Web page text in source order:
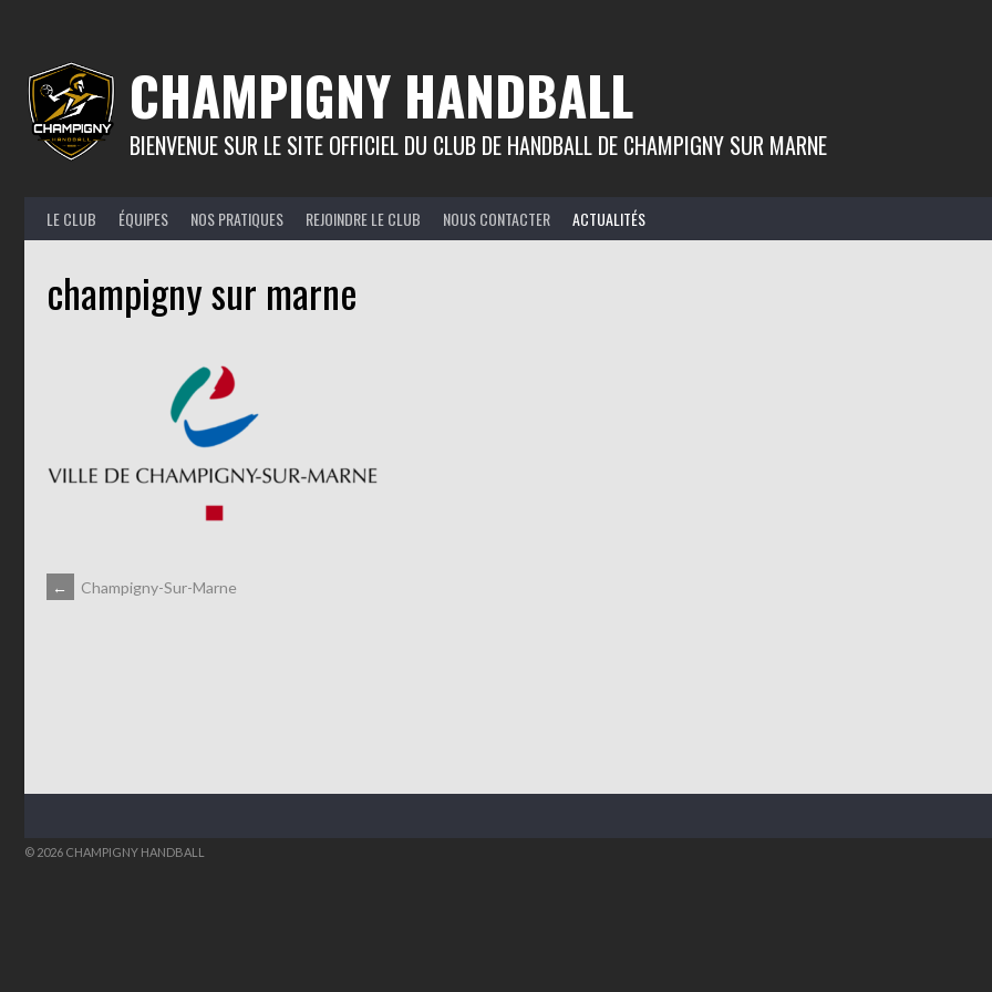
contenu
CHAMPIGNY HANDBALL
BIENVENUE SUR LE SITE OFFICIEL DU CLUB DE HANDBALL DE CHAMPIGNY SUR MARNE
LE CLUB ÉQUIPES NOS PRATIQUES REJOINDRE LE CLUB NOUS CONTACTER ACTUALITÉS
champigny sur marne
NAVIGATION
← Champigny-Sur-Marne
© 2026 CHAMPIGNY HANDBALL